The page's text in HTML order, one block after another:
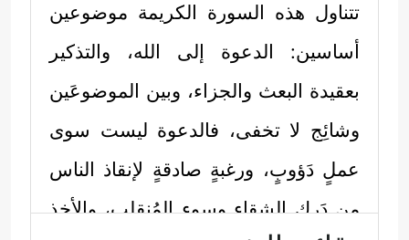
تتناول هذه السورة الكريمة موضوعين
أساسين: الدعوة إلى الله، والتذكير
بعقيدة البعث والجزاء، وبين الموضوعَين
وشائِج لا تخفى، فالدعوة ليست سوى
عملٍ دَؤوبٍ، ورغبةٍ صادقةٍ لإنقاذ الناس
من دَركِ الشقاء وسوءِ المُنقلب، والأخذ